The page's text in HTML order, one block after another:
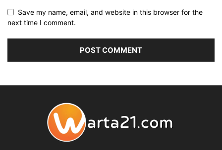
Save my name, email, and website in this browser for the
next time I comment.